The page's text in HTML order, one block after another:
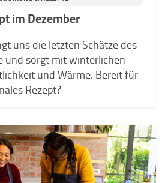
im Dezember
uns die letzten Schätze des
und sorgt mit winterlichen
und Wärme. Bereit für
Rezept?